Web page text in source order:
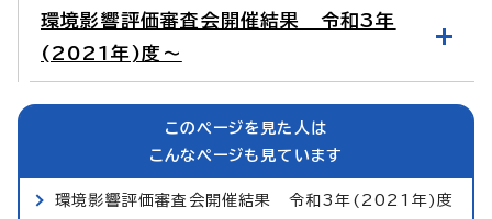
環境影響評価審査会開催結果 令和3年
(2021年)度～
このページを見た人は
こんなページも見ています
環境影響評価審査会開催結果 令和3年(2021年)度